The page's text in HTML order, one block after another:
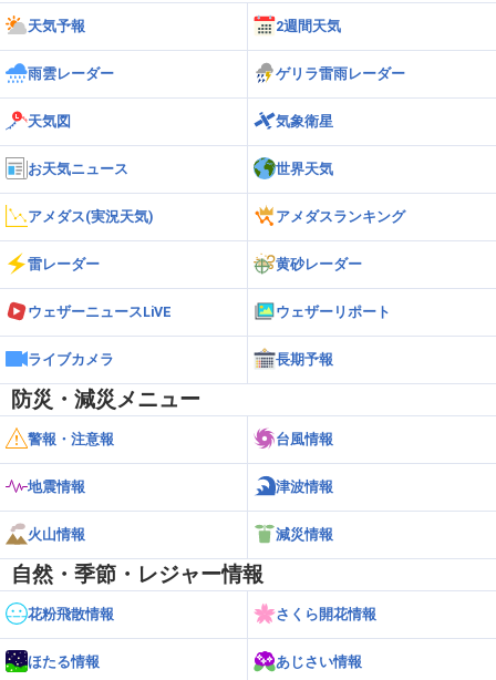
天気予報 2週間天気
雨雲レーダー ゲリラ雷雨レーダー
天気図 気象衛星
お天気ニュース 世界天気
アメダス(実況天気) アメダスランキング
雷レーダー 黄砂レーダー
ウェザーニュースLiVE ウェザーリポート
ライブカメラ 長期予報
防災・減災メニュー
警報・注意報 台風情報
地震情報 津波情報
火山情報 減災情報
自然・季節・レジャー情報
花粉飛散情報 さくら開花情報
ほたる情報 あじさい情報